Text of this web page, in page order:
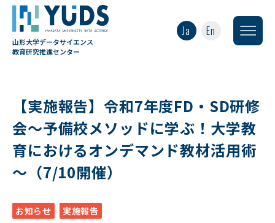
山形大学データサイエンス
教育研究推進センター
Ja En
【実施報告】令和7年度FD・SD研修
会～予備校メソッドに学ぶ！大学教
育におけるオンデマンド教材活用術
～（7/10開催）
お知らせ 実施報告